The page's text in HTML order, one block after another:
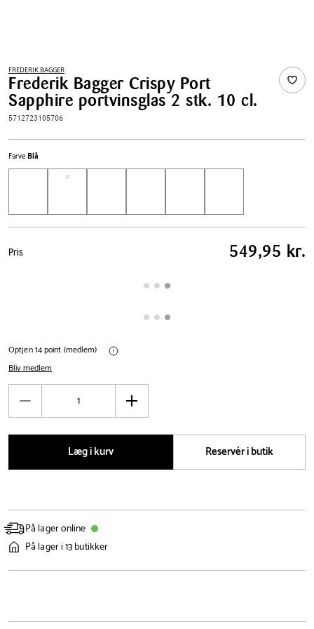
FREDERIK BAGGER
Frederik Bagger Crispy Port
Sapphire portvinsglas 2 stk. 10 cl.
5712723105706
Farve Blå
Pris
tabel
Pris 549,95 kr.
Optjen 14 point (medlem)
Bliv medlem
Antal
Øg
Læg i kurv
Reservér i butik
På lager online
På lager i 13 butikker